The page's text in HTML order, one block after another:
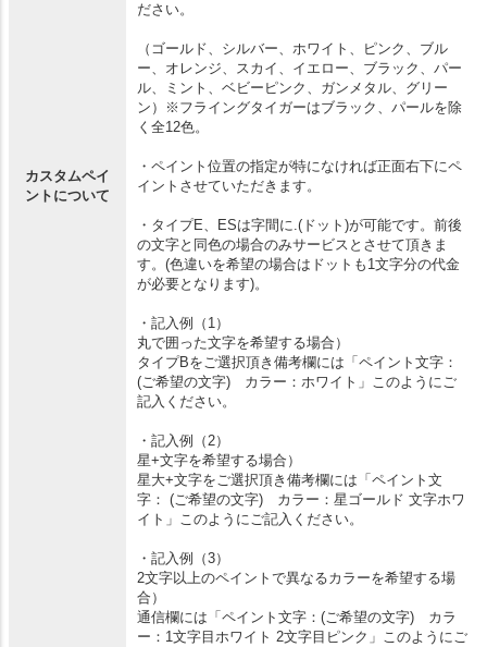
カスタムペイ
ントについて
ださい。
（ゴールド、シルバー、ホワイト、ピンク、ブル
ー、オレンジ、スカイ、イエロー、ブラック、パー
ル、ミント、ベビーピンク、ガンメタル、グリー
ン）※フライングタイガーはブラック、パールを除
く全12色。
・ペイント位置の指定が特になければ正面右下にペ
イントさせていただきます。
・タイプE、ESは字間に.(ドット)が可能です。前後
の文字と同色の場合のみサービスとさせて頂きま
す。(色違いを希望の場合はドットも1文字分の代金
が必要となります)。
・記入例（1）
丸で囲った文字を希望する場合）
タイプBをご選択頂き備考欄には「ペイント文字：
(ご希望の文字) カラー：ホワイト」このようにご
記入ください。
・記入例（2）
星+文字を希望する場合）
星大+文字をご選択頂き備考欄には「ペイント文
字： (ご希望の文字) カラー：星ゴールド 文字ホワ
イト」このようにご記入ください。
・記入例（3）
2文字以上のペイントで異なるカラーを希望する場
合）
通信欄には「ペイント文字：(ご希望の文字) カラ
ー：1文字目ホワイト 2文字目ピンク」このようにご